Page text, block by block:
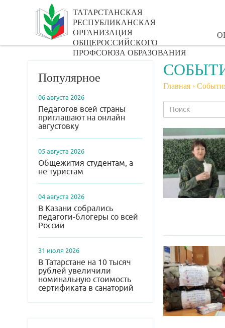
ТАТАРСТАНСКАЯ
РЕСПУБЛИКАНСКАЯ
ОРГАНИЗАЦИЯ
ОБЩЕРОССИЙСКОГО
ПРОФСОЮЗА ОБРАЗОВАНИЯ
Популярное
06 августа 2026
Педагогов всей страны
приглашают на онлайн
августовку
05 августа 2026
Общежития студентам, а
не туристам
04 августа 2026
В Казани собрались
педагоги-блогеры со всей
России
31 июля 2026
В Татарстане на 10 тысяч
рублей увеличили
номинальную стоимость
сертификата в санаторий
Главная ›